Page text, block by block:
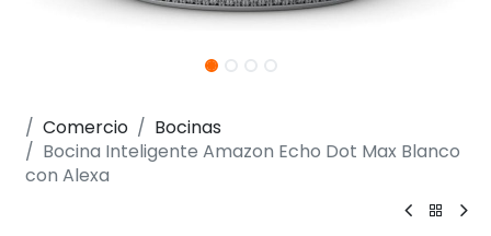
Comercio
Bocinas
Bocina Inteligente Amazon Echo Dot Max Blanco
con Alexa